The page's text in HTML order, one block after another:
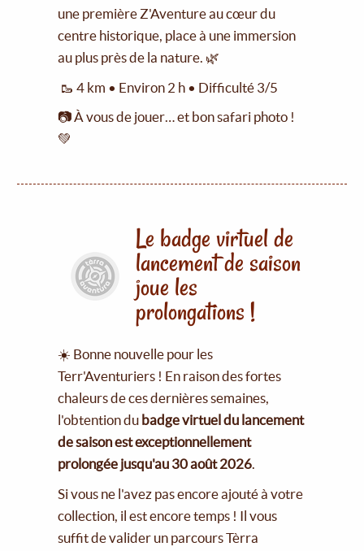
une première Z'Aventure au cœur du
centre historique, place à une immersion
au plus près de la nature. 🌿
🥾 4 km • Environ 2 h • Difficulté 3/5
📷 À vous de jouer… et bon safari photo !
💚
Le badge virtuel de
lancement de saison
joue les
prolongations !
☀️ Bonne nouvelle pour les
Terr'Aventuriers ! En raison des fortes
chaleurs de ces dernières semaines,
l'obtention du badge virtuel du lancement
de saison est exceptionnellement
prolongée jusqu'au 30 août 2026.
Si vous ne l'avez pas encore ajouté à votre
collection, il est encore temps ! Il vous
suffit de valider un parcours Tèrra